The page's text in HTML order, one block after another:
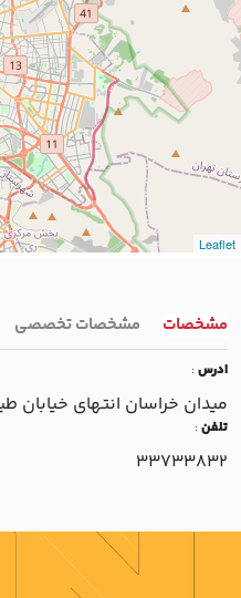
Leaflet
مشخصات مشخصات تخصصی
ادرس:
ميدان خراسان انتهاي خيابان
تلفن:
33733832